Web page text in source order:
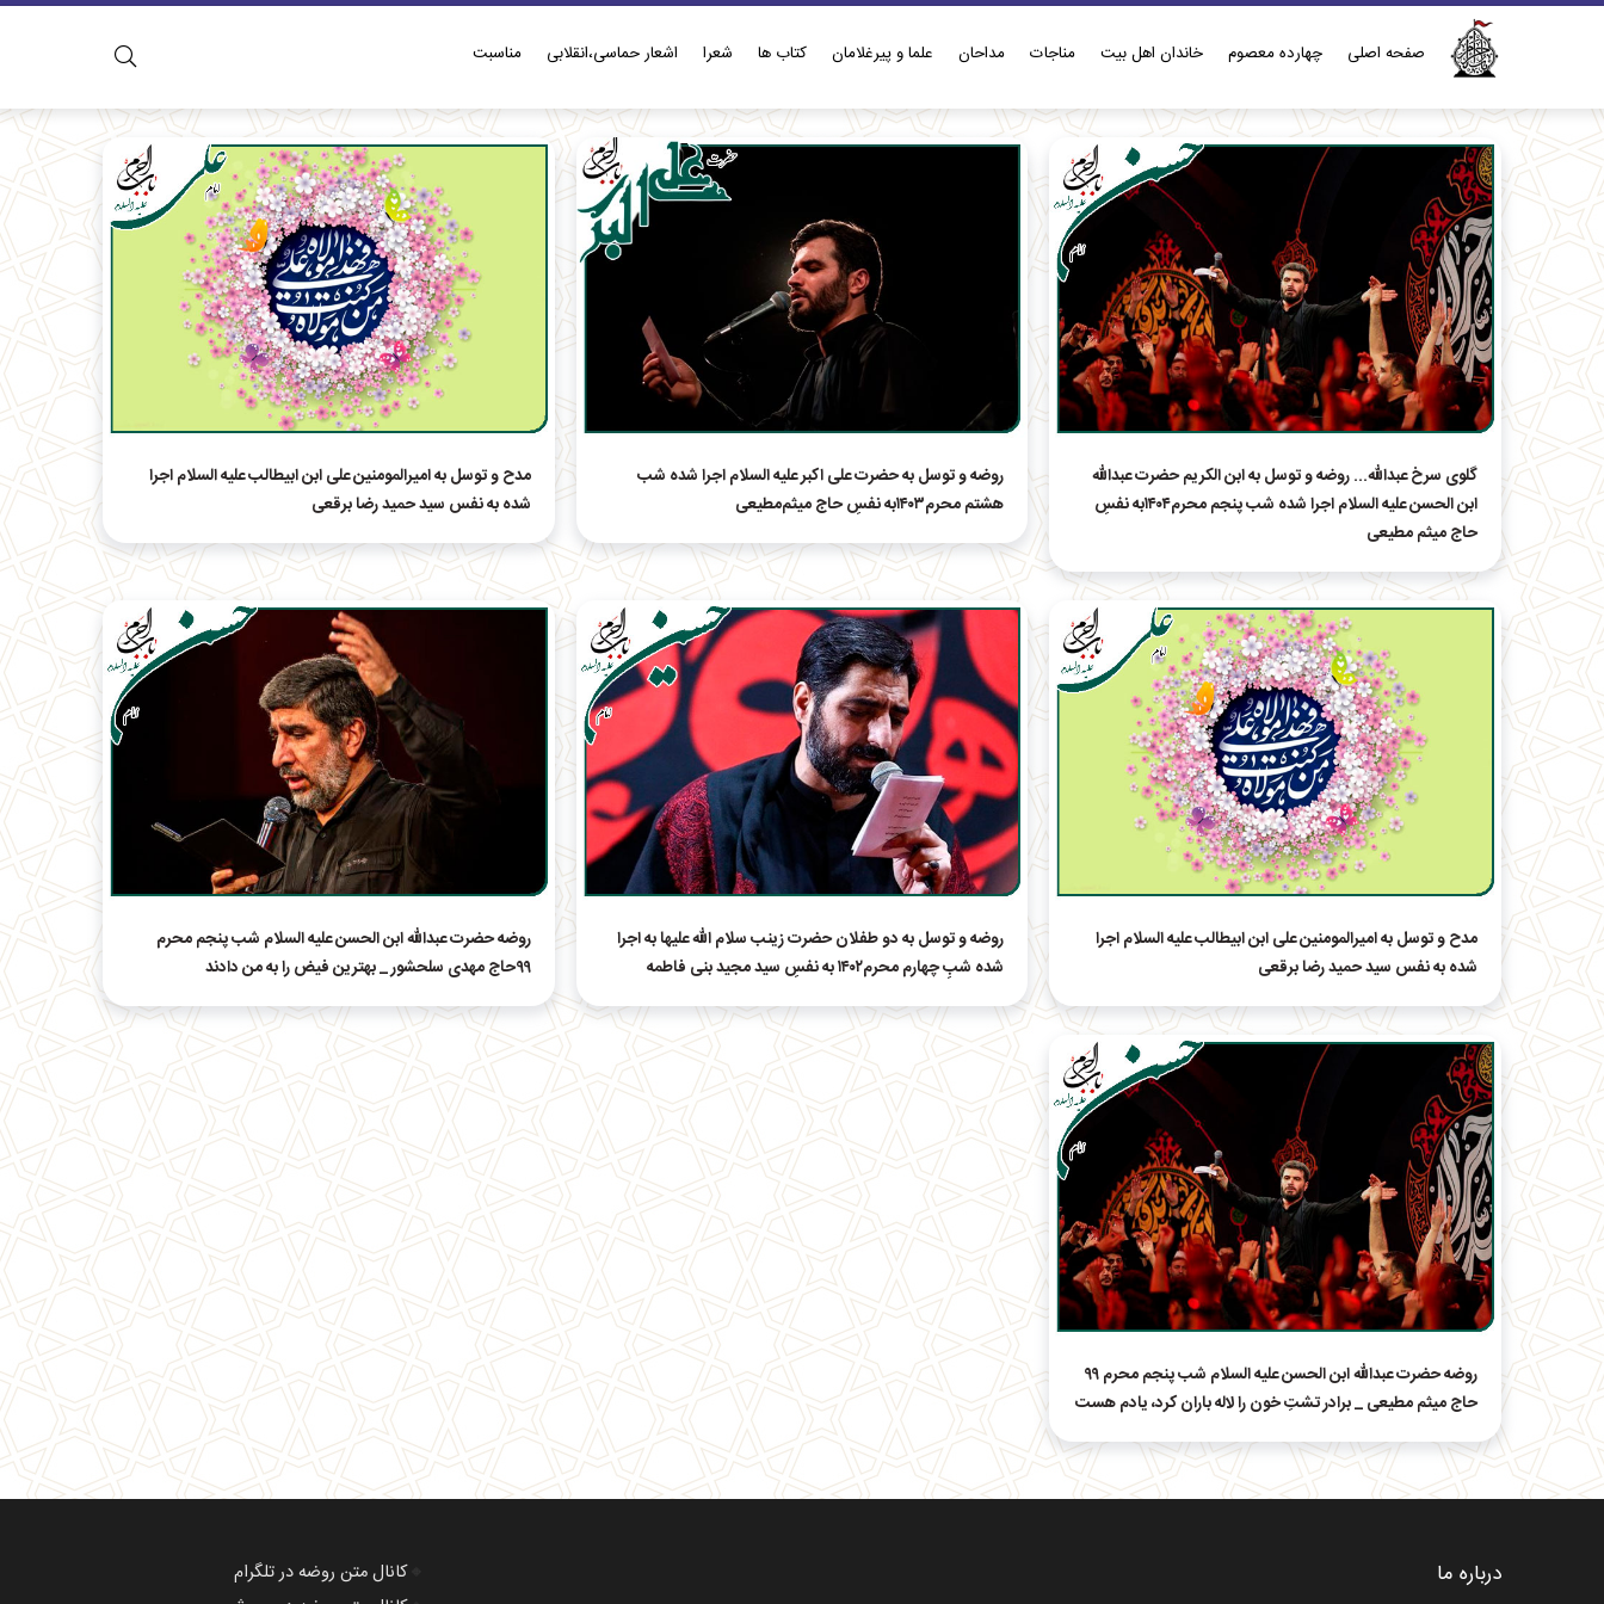
صفحه اصلی چهارده معصوم خاندان اهل بيت مناجات مداحان علما و پیرغلامان کتاب ها شعرا اشعار حماسی،انقلابی مناسبت
گلوی سرخ عبدالله... روضه و توسل به ابن الکریم حضرت عبدالله
ابن الحسن علیه السلام اجرا شده شب پنجم محرم۱۴۰۴به نفسِ
حاج‌ میثم مطیعی
روضه و توسل به حضرت علی اکبر علیه السلام اجرا شده شب
هشتم محرم۱۴۰۳به نفسِ حاج میثم‌مطیعی
مدح و توسل به امیرالمومنین علی ابن ابیطالب علیه السلام اجرا
شده به نفس سید حمید رضا برقعی
مدح و توسل به امیرالمومنین علی ابن ابیطالب علیه السلام اجرا
شده به نفس سید حمید رضا برقعی
روضه و توسل به دو طفلان حضرت زینب سلام الله علیها به اجرا
شده شبِ چهارم محرم۱۴۰۲ به نفسِ سید مجید بنی فاطمه
روضه حضرت عبدالله ابن الحسن علیه السلام شب پنجم محرم
۹۹حاج مهدی سلحشور _ بهترین فیض را به من دادند
روضه حضرت عبدالله ابن الحسن علیه السلام شب پنجم محرم ۹۹
حاج میثم مطیعی _ برادر تشتِ خون را لاله باران کرد، یادم هست
درباره ما 🔸کانال متن روضه در تلگرام